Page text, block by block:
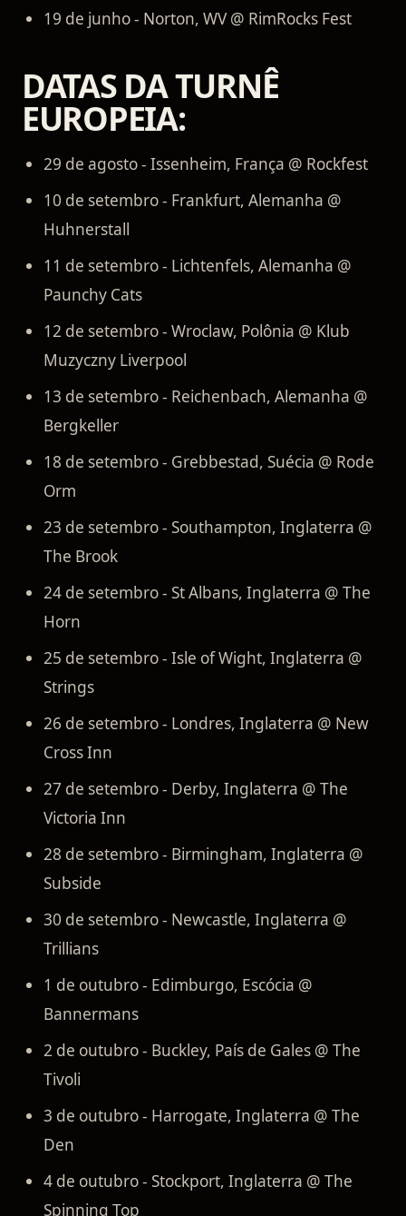
19 de junho - Norton, WV @ RimRocks Fest
DATAS DA TURNÊ
EUROPEIA:
29 de agosto - Issenheim, França @ Rockfest
10 de setembro - Frankfurt, Alemanha @
Huhnerstall
11 de setembro - Lichtenfels, Alemanha @
Paunchy Cats
12 de setembro - Wroclaw, Polônia @ Klub
Muzyczny Liverpool
13 de setembro - Reichenbach, Alemanha @
Bergkeller
18 de setembro - Grebbestad, Suécia @ Rode
Orm
23 de setembro - Southampton, Inglaterra @
The Brook
24 de setembro - St Albans, Inglaterra @ The
Horn
25 de setembro - Isle of Wight, Inglaterra @
Strings
26 de setembro - Londres, Inglaterra @ New
Cross Inn
27 de setembro - Derby, Inglaterra @ The
Victoria Inn
28 de setembro - Birmingham, Inglaterra @
Subside
30 de setembro - Newcastle, Inglaterra @
Trillians
1 de outubro - Edimburgo, Escócia @
Bannermans
2 de outubro - Buckley, País de Gales @ The
Tivoli
3 de outubro - Harrogate, Inglaterra @ The
Den
4 de outubro - Stockport, Inglaterra @ The
Spinning Top